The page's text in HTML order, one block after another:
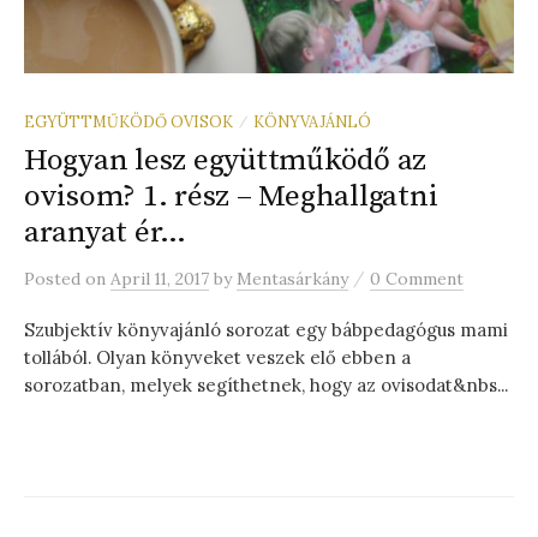
EGYÜTTMŰKÖDŐ OVISOK / KÖNYVAJÁNLÓ
Hogyan lesz együttműködő az
ovisom? 1. rész – Meghallgatni
aranyat ér…
Posted on April 11, 2017 by Mentasárkány / 0 Comment
Szubjektív könyvajánló sorozat egy bábpedagógus mami
tollából. Olyan könyveket veszek elő ebben a
sorozatban, melyek segíthetnek, hogy az ovisodat&nbs...